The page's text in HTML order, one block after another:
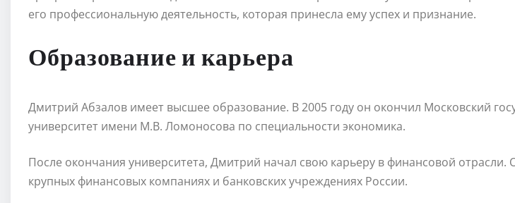
его профессиональную деятельность, которая принесла ему успех и признание.
Образование и карьера
Дмитрий Абзалов имеет высшее образование. В 2005 году он окончил Московский
университет имени М.В. Ломоносова по специальности экономика.
После окончания университета, Дмитрий начал свою карьеру в финансовой отрасли.
крупных финансовых компаниях и банковских учреждениях России.